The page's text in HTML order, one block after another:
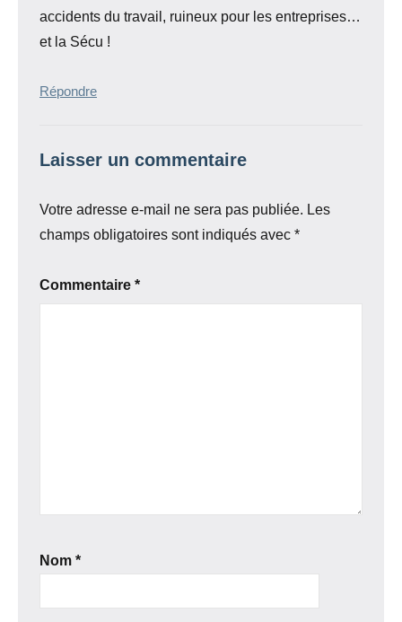
accidents du travail, ruineux pour les entreprises…
et la Sécu !
Répondre
Laisser un commentaire
Votre adresse e-mail ne sera pas publiée. Les
champs obligatoires sont indiqués avec *
Commentaire *
Nom *